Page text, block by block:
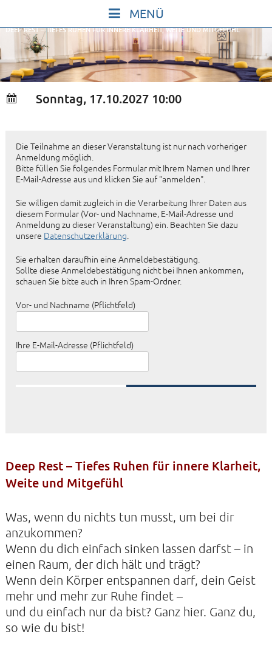
content
START
IN STILLE SEIN
SINGEN UND SCHWEIGEN
BEWEGEN UND TANZEN
HEILKRAFT DES KÖRPERS
STILLE UND SPIEL FÜR KINDER UND
VORTRÄGE
KONZERTE
ALLE TERMINE
KONTAKTE
FÖRDERVEREIN
VERMIETUNG
ARCHIV
IMPRESSUM
DATENSCHUTZERKLÄRUNG
DEEP REST – TIEFES RUHEN FÜR INNERE KLARHEIT, WEITE UND MITGEFÜHL
Sonntag, 17.10.2027 10:00
Die Teilnahme an dieser Veranstaltung ist nur nach vorheriger
Anmeldung möglich.
Bitte füllen Sie folgendes Formular mit Ihrem Namen und Ihrer
E-Mail-Adresse aus und klicken Sie auf "anmelden".
Sie willigen damit zugleich in die Verarbeitung Ihrer Daten aus
diesem Formular (Vor- und Nachname, E-Mail-Adresse und
Anmeldung zu dieser Veranstaltung) ein. Beachten Sie dazu
unsere Datenschutzerklärung.
Sie erhalten daraufhin eine Anmeldebestätigung.
Sollte diese Anmeldebestätigung nicht bei Ihnen ankommen,
schauen Sie bitte auch in Ihren Spam-Ordner.
Vor- und Nachname (Pflichtfeld)
Ihre E-Mail-Adresse (Pflichtfeld)
Deep Rest – Tiefes Ruhen für innere Klarheit,
Weite und Mitgefühl
Was, wenn du nichts tun musst, um bei dir
anzukommen?
Wenn du dich einfach sinken lassen darfst – in
einen Raum, der dich hält und trägt?
Wenn dein Körper entspannen darf, dein Geist
mehr und mehr zur Ruhe findet –
und du einfach nur da bist? Ganz hier. Ganz du,
so wie du bist!